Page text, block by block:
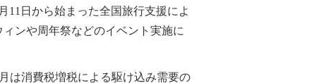
11日から始まった全国旅行支援によ
ンや周年祭などのイベント実施に
は消費税増税による駆け込み需要の